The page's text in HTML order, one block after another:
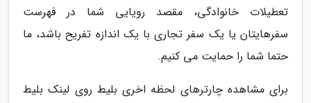
تعطیلات خانوادگی، مقصد رویایی شما در فهرست
سفرهایتان یا یک سفر تجاری با یک اندازه تفریح باشد، ما
حتما شما را حمایت می کنیم.
برای مشاهده چارترهای لحظه اخری بلیط روی لینک بلیط